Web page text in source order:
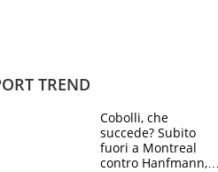
TREND
Cobolli, che
succede? Subito
fuori a Montreal
contro Hanfmann,